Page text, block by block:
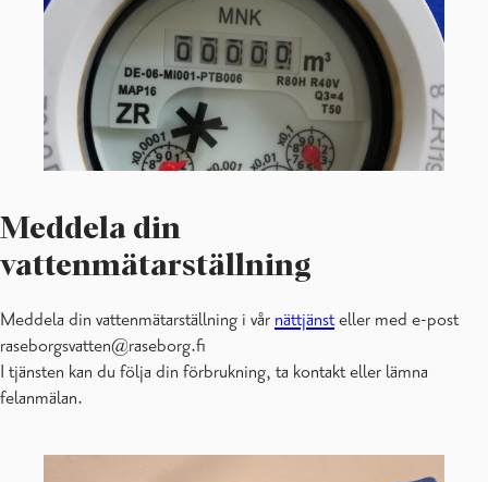
Driftstörningar och planerade arbeten
Fakturering
Raseborgs Vatten, kontaktuppgifter
Vattenkvalitet och reningsresultat
Vattenmätarställning och -byte
Vattenbetalstation
Meddela din
vattenmätarställning
Meddela din vattenmätarställning i vår nättjänsteller med e-post
raseborgsvatten@raseborg.fi
I tjänsten kan du följa din förbrukning, ta kontakt eller lämna
felanmälan.